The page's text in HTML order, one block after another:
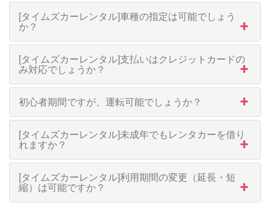
[タイムズカーレンタル]車種の指定は可能でしょう
か？
[タイムズカーレンタル]支払いはクレジットカードの
み対応でしょうか？
初心者期間ですが、運転可能でしょうか？
[タイムズカーレンタル]未成年でもレンタカーを借り
れますか？
[タイムズカーレンタル]利用期間の変更（延長・短
縮）は可能ですか？